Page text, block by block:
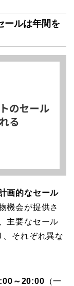
ールは年間を
画的なセール
機会が提供さ
主要なセール
それぞれ異な
～20:00 （一